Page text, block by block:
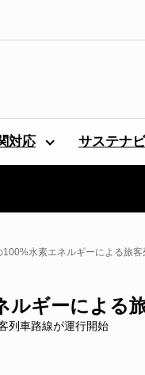
対応 サステナ
100%水素エネルギーによる旅
ルギーによる